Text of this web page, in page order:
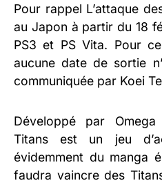
Pour rappel L’attaque
au Japon à partir du 18
PS3 et PS Vita. Pour
aucune date de sortie
communiquée par Koei
Développé par Omega
Titans est un jeu
évidemment du manga
faudra vaincre des